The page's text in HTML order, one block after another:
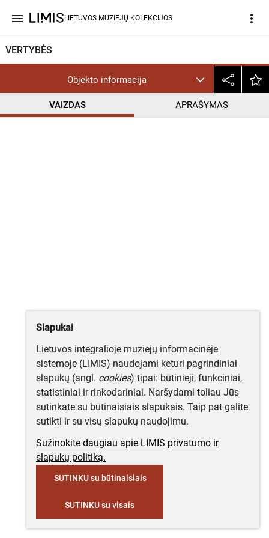
menu LIETUVOS MUZIEJŲ KOLEKCIJOS more_vert
VERTYBĖS
Objekto informacija
VAIZDAS APRAŠYMAS
CC BY-NC-ND
Slapukai
Lietuvos integralioje muziejų informacinėje
sistemoje (LIMIS) naudojami keturi pagrindiniai
slapukų (angl. cookies) tipai: būtinieji, funkciniai,
statistiniai ir rinkodariniai. Naršydami toliau Jūs
sutinkate su būtinaisiais slapukais. Taip pat galite
sutikti ir su visų slapukų naudojimu.
Sužinokite daugiau apie LIMIS privatumo ir
slapukų politiką.
SUTINKU su būtinaisiais
SUTINKU su visais